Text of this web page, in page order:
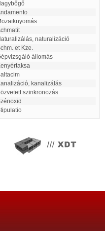
Nagybőgő
Andamento
Mozaiknyomás
Achmatit
naturalizálás, naturalizáció
Schm. et Kze.
Gépvizsgáló állomás
Kenyértaksa
Baltacim
kanalizáció, kanalizálás
közvetett szinkronozás
Szénoxid
Stipulatio